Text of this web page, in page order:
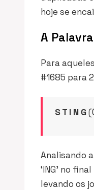
hoje se
A
Para
#1685 para
S T I N G
Analisando a
‘ING’ no
levando os